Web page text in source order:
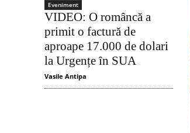
Eveniment
VIDEO: O româncă a
primit o factură de
aproape 17.000 de dolari
la Urgențe în SUA
Vasile Antipa